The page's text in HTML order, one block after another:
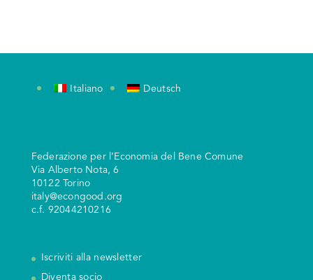
Italiano Deutsch
Federazione per l’Economia del Bene Comune
Via Alberto Nota, 6
10122 Torino
italy@econgood.org
c.f. 92044210216
Iscriviti alla newsletter
Diventa socio